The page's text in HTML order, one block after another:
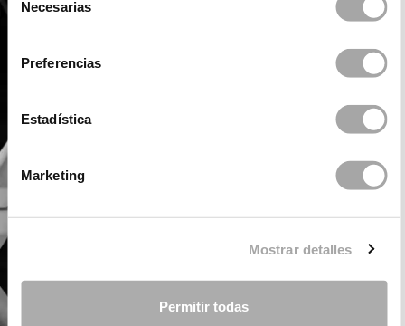
Necesarias
Preferencias
Estadística
Marketing
Mostrar detalles
Permitir todas